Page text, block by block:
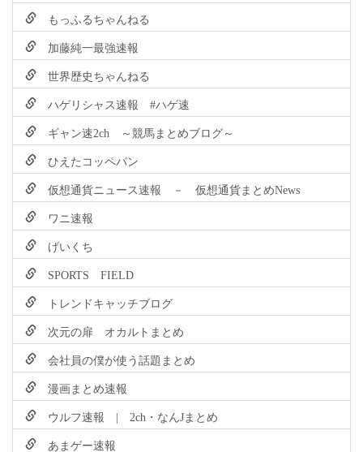
もっふるちゃんねる
加藤純一最強速報
世界歴史ちゃんねる
ハゲリシャス速報 #ハゲ速
ギャン速2ch ～競馬まとめブログ～
ひえたコッペパン
仮想通貨ニュース速報 － 仮想通貨まとめNews
ワニ速報
げいくち
SPORTS FIELD
トレンドキャッチブログ
次元の扉 オカルトまとめ
会社員の僕が使う話題まとめ
漫画まとめ速報
ウルフ速報 | 2ch・なんJまとめ
あまゲー速報